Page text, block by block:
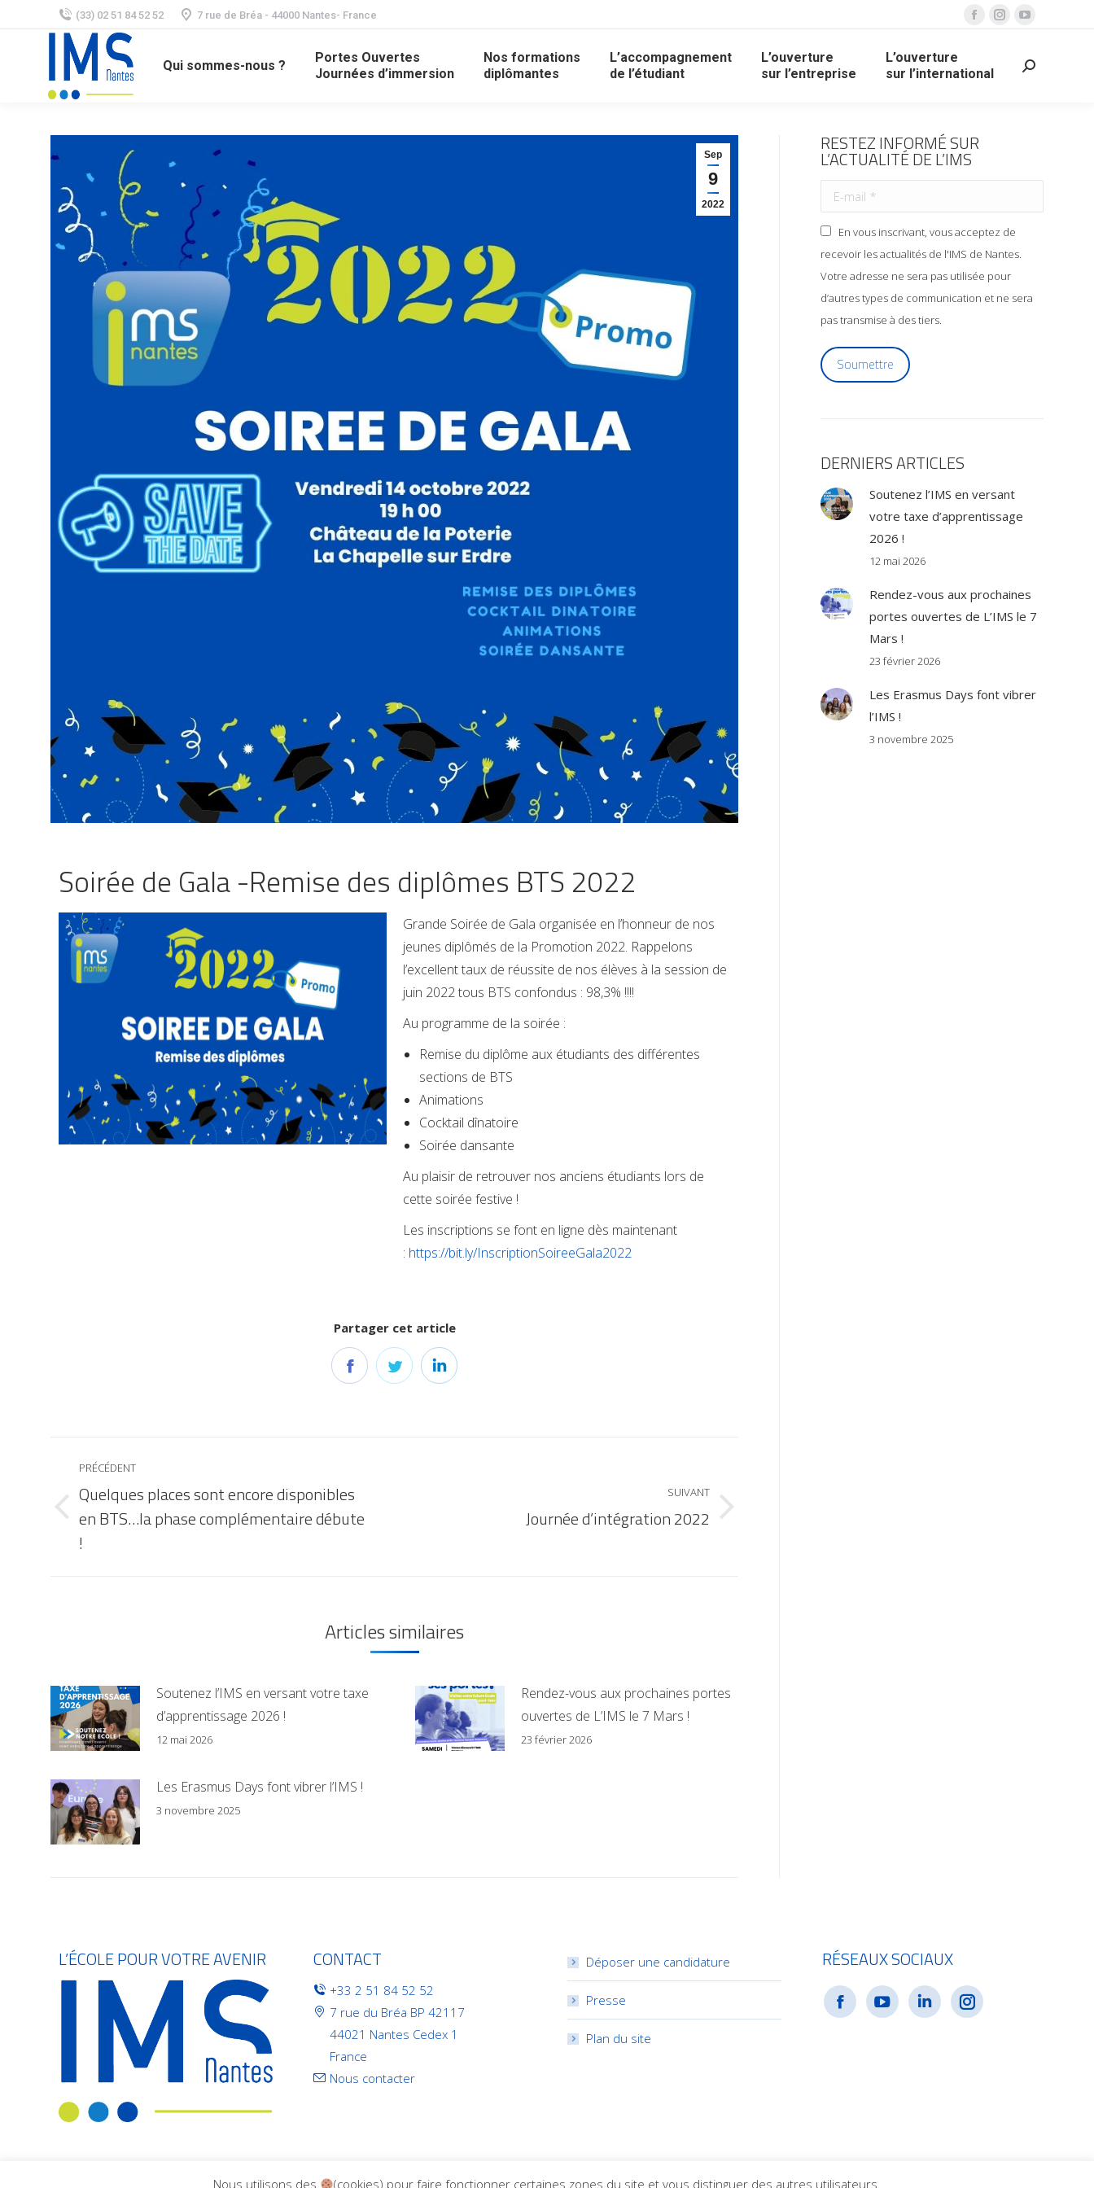
(33) 02 51 84 52 52 7 rue de Bréa - 44000 Nantes- France
Qui sommes-nous ?
Portes Ouvertes
Journées d’immersion
Nos formations
diplômantes
L’accompagnement
de l’étudiant
L’ouverture
sur l’entreprise
L’ouverture
sur l’international
Sep
9
2022
Soirée de Gala -Remise des diplômes BTS 2022
Grande Soirée de Gala organisée en l’honneur de nos
jeunes diplômés de la Promotion 2022. Rappelons
l’excellent taux de réussite de nos élèves à la session de
juin 2022 tous BTS confondus : 98,3% !!!!
Au programme de la soirée :
Remise du diplôme aux étudiants des différentes
sections de BTS
Animations
Cocktail dînatoire
Soirée dansante
Au plaisir de retrouver nos anciens étudiants lors de
cette soirée festive !
Les inscriptions se font en ligne dès maintenant
: https://bit.ly/InscriptionSoireeGala2022
Partager cet article
PRÉCÉDENT
Quelques places sont encore disponibles
en BTS…la phase complémentaire débute
!
SUIVANT
Journée d’intégration 2022
Articles similaires
Soutenez l’IMS en versant votre taxe
d’apprentissage 2026 !
12 mai 2026
Rendez-vous aux prochaines portes
ouvertes de L’IMS le 7 Mars !
23 février 2026
Les Erasmus Days font vibrer l’IMS !
3 novembre 2025
RESTEZ INFORMÉ SUR
L’ACTUALITÉ DE L’IMS
En vous inscrivant, vous acceptez de
recevoir les actualités de l'IMS de Nantes.
Votre adresse ne sera pas utilisée pour
d’autres types de communication et ne sera
pas transmise à des tiers.
Soumettre
DERNIERS ARTICLES
Soutenez l’IMS en versant
votre taxe d’apprentissage
2026 !
12 mai 2026
Rendez-vous aux prochaines
portes ouvertes de L’IMS le 7
Mars !
23 février 2026
Les Erasmus Days font vibrer
l’IMS !
3 novembre 2025
L’ÉCOLE POUR VOTRE AVENIR CONTACT
+33 2 51 84 52 52
7 rue du Bréa BP 42117
44021 Nantes Cedex 1
France
Nous contacter
Déposer une candidature
Presse
Plan du site
RÉSEAUX SOCIAUX
Nous utilisons des (cookies) pour faire fonctionner certaines zones du site et vous distinguer des autres utilisateurs.